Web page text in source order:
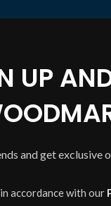
UP
and get exclusive
accordance with our